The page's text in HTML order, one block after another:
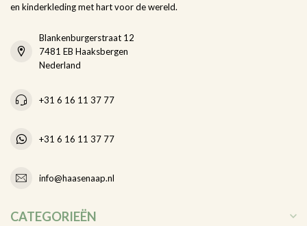
en kinderkleding met hart voor de wereld.
Blankenburgerstraat 12
7481 EB Haaksbergen
Nederland
+31 6 16 11 37 77
+31 6 16 11 37 77
info@haasenaap.nl
CATEGORIEËN